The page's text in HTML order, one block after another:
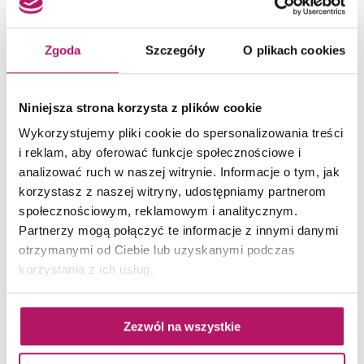
Zgoda Szczegóły O plikach cookies
Niniejsza strona korzysta z plików cookie
Wykorzystujemy pliki cookie do spersonalizowania treści
i reklam, aby oferować funkcje społecznościowe i
analizować ruch w naszej witrynie. Informacje o tym, jak
korzystasz z naszej witryny, udostępniamy partnerom
społecznościowym, reklamowym i analitycznym.
Partnerzy mogą połączyć te informacje z innymi danymi
otrzymanymi od Ciebie lub uzyskanymi podczas
korzystania z ich usług.
Zezwól na wszystkie
Domino
Mozambik